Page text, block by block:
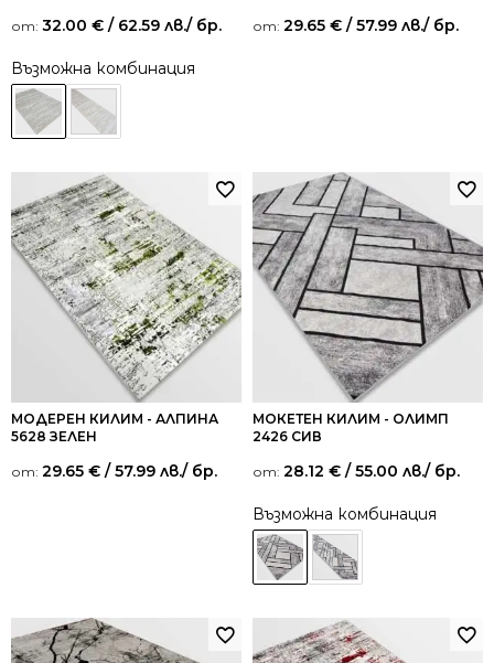
от: 32.00 € / 62.59 лв./ бр.
Възможна комбинация
от: 29.65 € / 57.99 лв./ бр.
МОДЕРЕН КИЛИМ - АЛПИНА
5628 ЗЕЛЕН
от: 29.65 € / 57.99 лв./ бр.
МОКЕТЕН КИЛИМ - ОЛИМП
2426 СИВ
от: 28.12 € / 55.00 лв./ бр.
Възможна комбинация